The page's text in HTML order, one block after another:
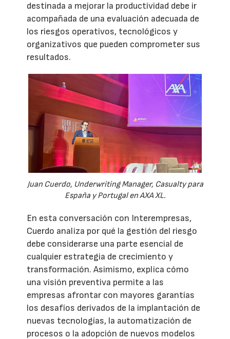
destinada a mejorar la productividad debe ir
acompañada de una evaluación adecuada de
los riesgos operativos, tecnológicos y
organizativos que pueden comprometer sus
resultados.
Juan Cuerdo, Underwriting Manager, Casualty para
España y Portugal en AXA XL.
En esta conversación con Interempresas,
Cuerdo analiza por qué la gestión del riesgo
debe considerarse una parte esencial de
cualquier estrategia de crecimiento y
transformación. Asimismo, explica cómo
una visión preventiva permite a las
empresas afrontar con mayores garantías
los desafíos derivados de la implantación de
nuevas tecnologías, la automatización de
procesos o la adopción de nuevos modelos